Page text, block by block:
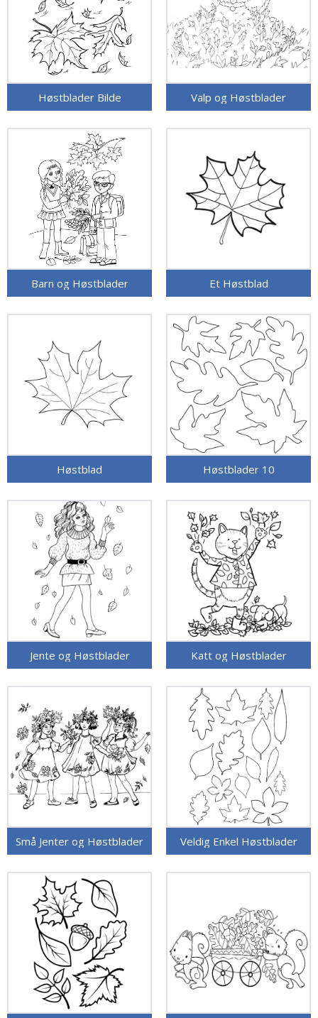
Høstblader Bilde Valp og Høstblader
Barn og Høstblader Et Høstblad
Høstblad Høstblader 10
Jente og Høstblader Katt og Høstblader
Små Jenter og Høstblader Veldig Enkel Høstblader